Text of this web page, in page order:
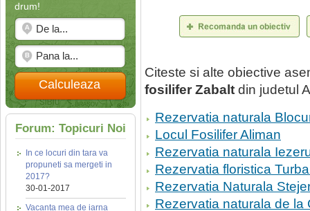
drum!
Calculeaza
Forum: Topicuri Noi
In ce locuri din tara va
propuneti sa mergeti in
2017?
30-01-2017
Vacanta mea de iarna
Citeste si alte obiective
fosilifer Zabalt din judetul
Rezervatia naturala
Locul Fosilifer Aliman
Rezervatia naturala
Rezervatia floristica
Rezervatia Naturala
Rezervatia naturala de la